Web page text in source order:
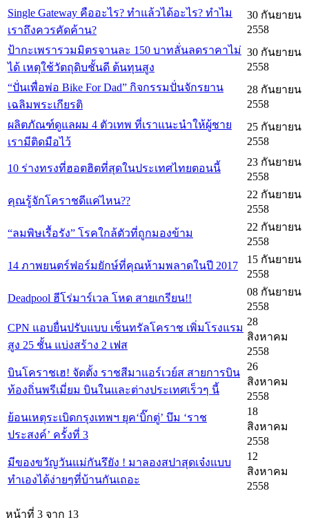
Single Gateway คืออะไร? ทำแล้วได้อะไร? ทำไม
เราถึงควรคัดค้าน?
30 กันยายน
2558
ป้ากะเพรารวมมิตรจานละ 150 บาทลั่นลดราคาไม่
ได้ เหตุใช้วัตถุดิบชั้นดี ต้นทุนสูง
30 กันยายน
2558
“ปั่นเพื่อพ่อ Bike For Dad” กิจกรรมปั่นจักรยาน
เฉลิมพระเกียรติ
28 กันยายน
2558
ผลิตภัณฑ์ดูแลผม 4 ตัวเทพ ที่เราแนะนำให้ผู้ชาย
เรามีติดมือไว้
25 กันยายน
2558
10 ร่างทรงที่ฮอตฮิตที่สุดในประเทศไทยตอนนี้
23 กันยายน
2558
คุณรู้จักโคราชดีแค่ไหน??
22 กันยายน
2558
“ลมพิษเรื้อรัง” โรคใกล้ตัวที่ถูกมองข้าม
22 กันยายน
2558
14 ภาพยนตร์ฟอร์มยักษ์ที่คุณห้ามพลาดในปี 2017
15 กันยายน
2558
Deadpool ฮีโร่มาร์เวล โหด สายเกรียน!!
08 กันยายน
2558
CPN แอบยื่นปรับแบบ เซ็นทรัลโคราช เพิ่มโรงแรม
สูง 25 ชั้น แบ่งสร้าง 2 เฟส
28
สิงหาคม
2558
บินโคราชเฮ! จัดตั้ง ราชสีมาแอร์เวย์ส สายการบิน
ท้องถิ่นพรีเมี่ยม บินในและต่างประเทศเร็วๆ นี้
26
สิงหาคม
2558
ย้อนเหตุระเบิดกรุงเทพฯ ยุค‘บิ๊กตู่’ บึม ‘ราช
ประสงค์’ ครั้งที่ 3
18
สิงหาคม
2558
มีของขวัญวันแม่กันรึยัง ! มาลองสปาสุดเจ๋งแบบ
ทำเองได้ง่ายๆที่บ้านกันเถอะ
12
สิงหาคม
2558
หน้าที่ 3 จาก 13